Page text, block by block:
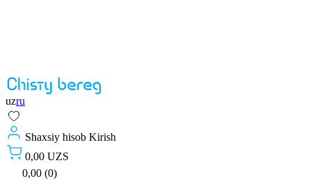
uzru
Shaxsiy hisob Kirish
0,00 UZS
0,00 (0)